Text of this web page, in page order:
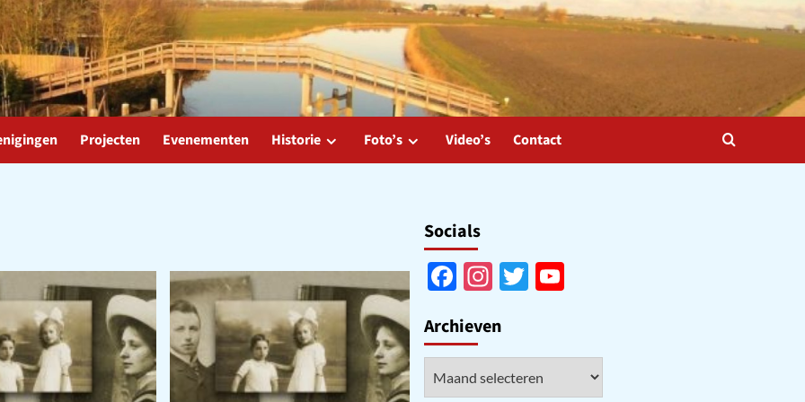
Projecten Evenementen Historie Foto’s Video’s Contact
Socials
Facebook
Instagram
Twitter
YouTube
Archieven